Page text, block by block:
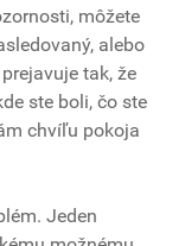
môžete
alebo
tak, že
ste boli, čo ste
chvíľu pokoja
Jeden